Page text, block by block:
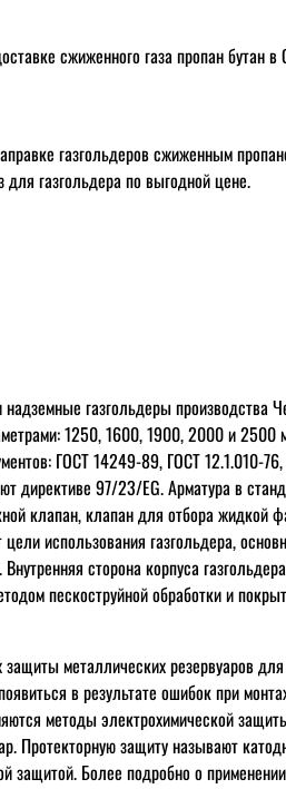
сжиженного газа пропан бутан
газгольдеров сжиженным
газгольдера по выгодной цене.
газгольдеры производства
1250, 1600, 1900, 2000 и 2500
ГОСТ 14249-89, ГОСТ 12.1.010-
директиве 97/23/EG. Арматура в
клапан, клапан для отбора жидкой
использования газгольдера,
сторона корпуса
пескоструйной обработки и
металлических резервуаров
в результате ошибок при
методы электрохимической
Протекторную защиту называют
защитой. Более подробно о